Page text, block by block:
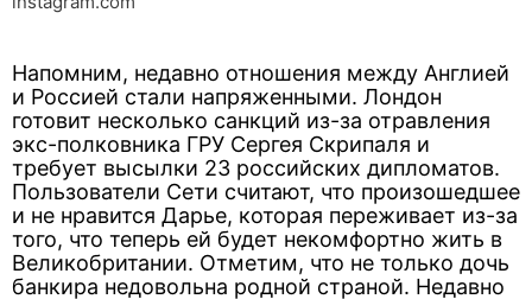
Напомним, недавно отношения между Англией
и Россией стали напряженными. Лондон
готовит несколько санкций из-за отравления
экс-полковника ГРУ Сергея Скрипаля и
требует высылки 23 российских дипломатов.
Пользователи Сети считают, что произошедшее
и не нравится Дарье, которая переживает из-за
того, что теперь ей будет некомфортно жить в
Великобритании. Отметим, что не только дочь
банкира недовольна родной страной. Недавно